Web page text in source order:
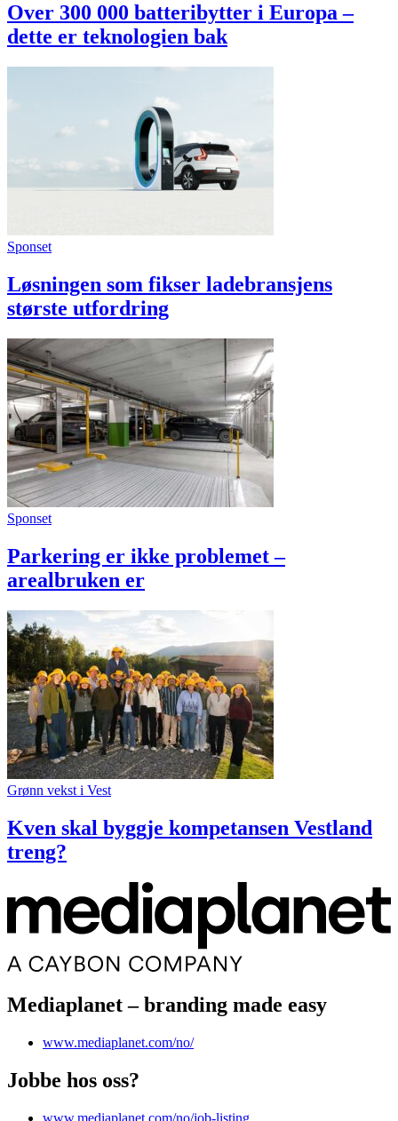
Over 300 000 batteribytter i Europa –
dette er teknologien bak
Sponset
Løsningen som fikser ladebransjens
største utfordring
Sponset
Parkering er ikke problemet –
arealbruken er
Grønn vekst i Vest
Kven skal byggje kompetansen Vestland
treng?
Mediaplanet – branding made easy
www.mediaplanet.com/no/
Jobbe hos oss?
www.mediaplanet.com/no/job-listing